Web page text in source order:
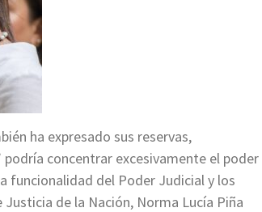
ha expresado sus reservas,
concentrar excesivamente el poder
funcionalidad del Poder Judicial y los
de la Nación, Norma Lucía Piña